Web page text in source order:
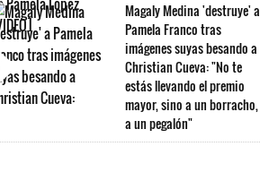
Magaly Medina 'destruye' a
Pamela Franco tras
imágenes suyas besando a
Christian Cueva: "No te
estás llevando el premio
mayor, sino a un borracho,
a un pegalón"